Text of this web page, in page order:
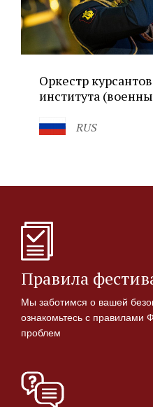
Оркестр
института
RUS
Правила
Мы заботимся о вашей
ознакомьтесь с правилами
проблем